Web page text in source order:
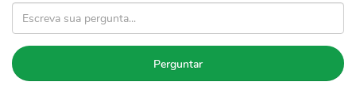
Perguntar